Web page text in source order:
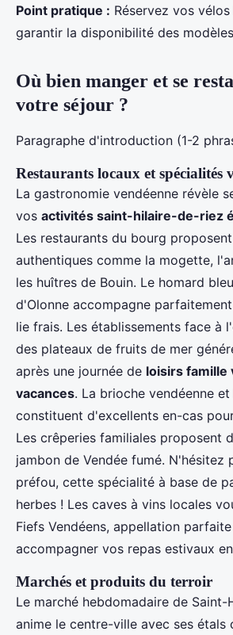
Point pratique : Réservez vos
garantir la disponibilité des
Où bien manger et se
votre séjour ?
Paragraphe d'introduction (1-2
Restaurants locaux et spécialités
La gastronomie vendéenne révèle
vos activités saint-hilaire-de-riez
Les restaurants du bourg
authentiques comme la mogette,
les huîtres de Bouin. Le homard
d'Olonne accompagne
lie frais. Les établissements face à
des plateaux de fruits de mer
après une journée de loisirs famille
vacances. La brioche vendéenne
constituent d'excellents en-cas
Les crêperies familiales proposent
jambon de Vendée fumé. N'hésitez
préfou, cette spécialité à base de
herbes ! Les caves à vins locales
Fiefs Vendéens, appellation
accompagner vos repas estivaux
Marchés et produits du terroir
Le marché hebdomadaire de Saint-
anime le centre-ville avec ses étals